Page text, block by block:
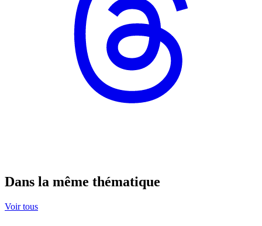
Dans la même thématique
Voir tous